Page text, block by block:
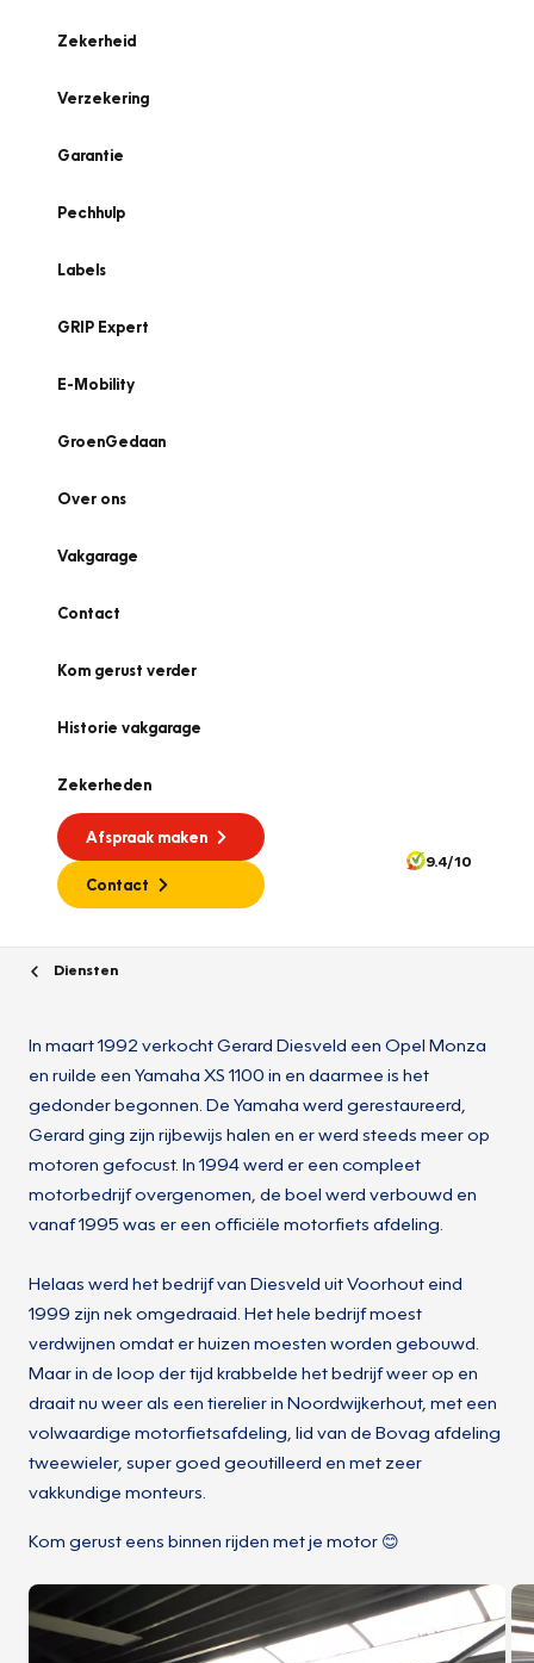
Zekerheid
Verzekering
Garantie
Pechhulp
Labels
GRIP Expert
E-Mobility
GroenGedaan
Over ons
Vakgarage
Contact
Kom gerust verder
Historie vakgarage
Zekerheden
Afspraak maken
Contact
9.4/10
Diensten
In maart 1992 verkocht Gerard Diesveld een Opel Monza
en ruilde een Yamaha XS 1100 in en daarmee is het
gedonder begonnen. De Yamaha werd gerestaureerd,
Gerard ging zijn rijbewijs halen en er werd steeds meer op
motoren gefocust. In 1994 werd er een compleet
motorbedrijf overgenomen, de boel werd verbouwd en
vanaf 1995 was er een officiële motorfiets afdeling.
Helaas werd het bedrijf van Diesveld uit Voorhout eind
1999 zijn nek omgedraaid. Het hele bedrijf moest
verdwijnen omdat er huizen moesten worden gebouwd.
Maar in de loop der tijd krabbelde het bedrijf weer op en
draait nu weer als een tierelier in Noordwijkerhout, met een
volwaardige motorfietsafdeling, lid van de Bovag afdeling
tweewieler, super goed geoutilleerd en met zeer
vakkundige monteurs.
Kom gerust eens binnen rijden met je motor 😊